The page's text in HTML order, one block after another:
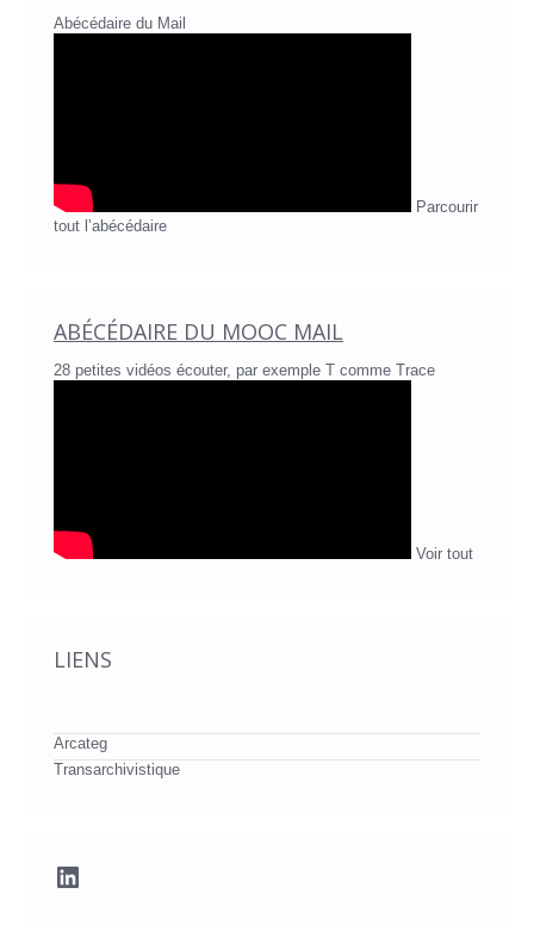
Abécédaire du Mail
Parcourir
tout l’abécédaire
ABÉCÉDAIRE DU MOOC MAIL
28 petites vidéos écouter, par exemple T comme Trace
Voir tout
LIENS
Arcateg
Transarchivistique
LinkedIn